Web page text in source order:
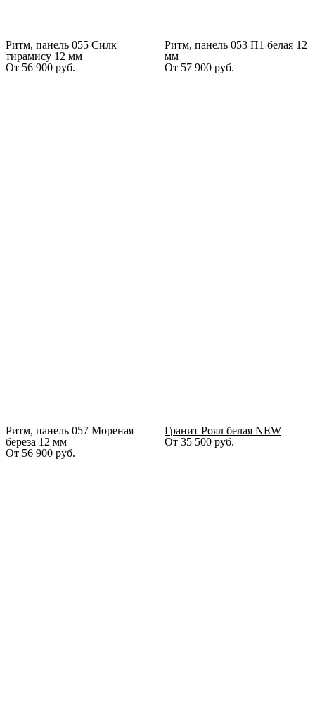
Ритм, панель 055 Силк
тирамису 12 мм
От 56 900 руб.
Ритм, панель 053 П1 белая 12
мм
От 57 900 руб.
Ритм, панель 057 Мореная
береза 12 мм
От 56 900 руб.
Гранит Роял белая NEW
От 35 500 руб.